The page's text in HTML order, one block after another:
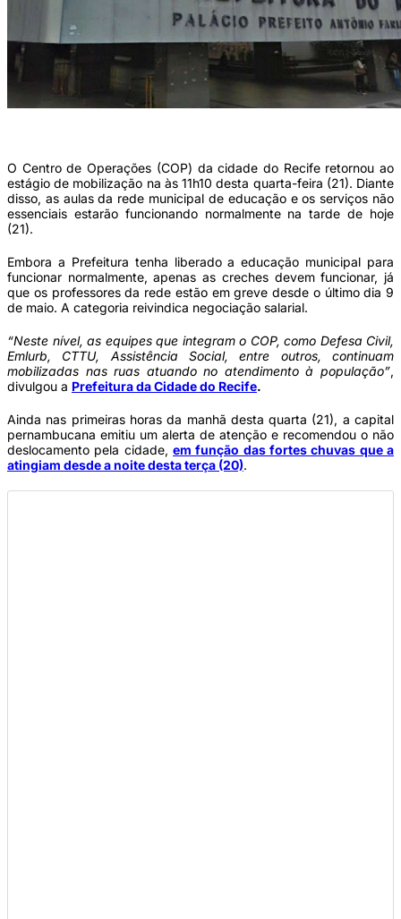
O Centro de Operações (COP) da cidade do Recife retornou ao
estágio de mobilização na às 11h10 desta quarta-feira (21). Diante
disso, as aulas da rede municipal de educação e os serviços não
essenciais estarão funcionando normalmente na tarde de hoje
(21).
Embora a Prefeitura tenha liberado a educação municipal para
funcionar normalmente, apenas as creches devem funcionar, já
que os professores da rede estão em greve desde o último dia 9
de maio. A categoria reivindica negociação salarial.
“Neste nível, as equipes que integram o COP, como Defesa Civil,
Emlurb, CTTU, Assistência Social, entre outros, continuam
mobilizadas nas ruas atuando no atendimento à população”,
divulgou a Prefeitura da Cidade do Recife.
Ainda nas primeiras horas da manhã desta quarta (21), a capital
pernambucana emitiu um alerta de atenção e recomendou o não
deslocamento pela cidade, em função das fortes chuvas que a
atingiam desde a noite desta terça (20).